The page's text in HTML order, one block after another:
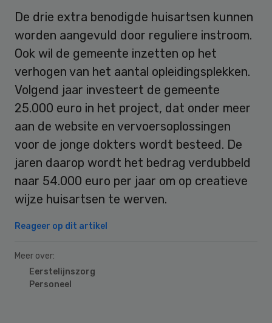
De drie extra benodigde huisartsen kunnen
worden aangevuld door reguliere instroom.
Ook wil de gemeente inzetten op het
verhogen van het aantal opleidingsplekken.
Volgend jaar investeert de gemeente
25.000 euro in het project, dat onder meer
aan de website en vervoersoplossingen
voor de jonge dokters wordt besteed. De
jaren daarop wordt het bedrag verdubbeld
naar 54.000 euro per jaar om op creatieve
wijze huisartsen te werven.
Reageer op dit artikel
Meer over:
Eerstelijnszorg
Personeel